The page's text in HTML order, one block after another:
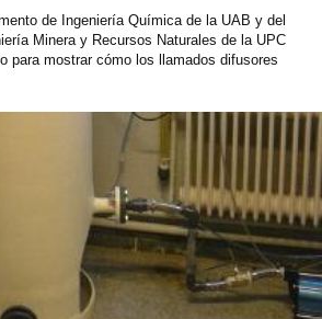
de Ingeniería Química de la UAB y del
Minera y Recursos Naturales de la UPC
para mostrar cómo los llamados difusores